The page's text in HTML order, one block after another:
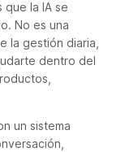
la IA se
No es una
la gestión diaria,
dentro del
un sistema